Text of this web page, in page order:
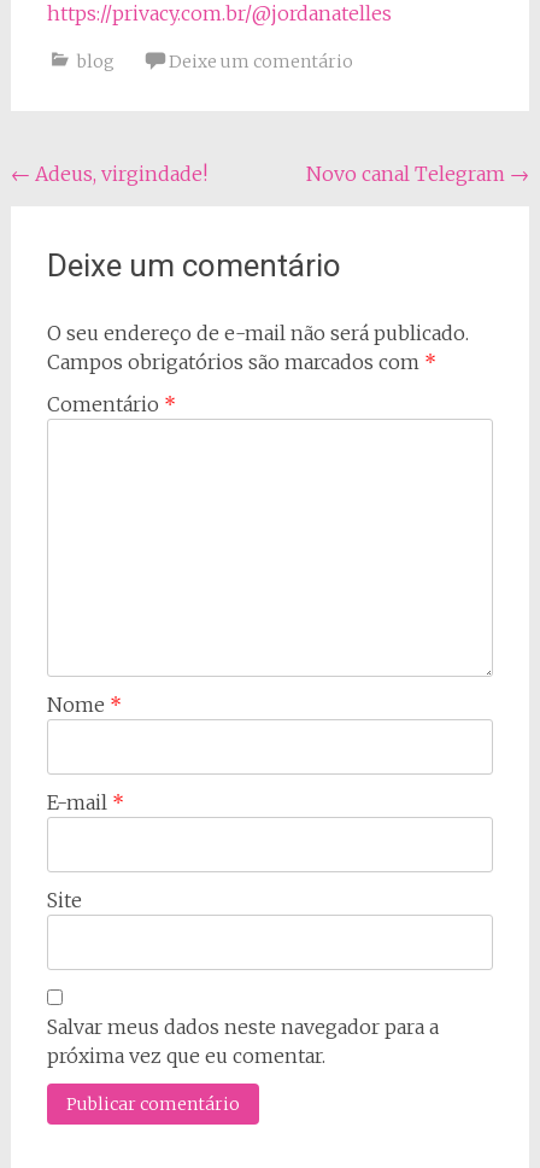
https://privacy.com.br/@jordanatelles
blog Deixe um comentário
Navegação
post
← Adeus, virgindade! Novo canal Telegram →
Deixe um comentário
O seu endereço de e-mail não será publicado.
Campos obrigatórios são marcados com *
Comentário *
Nome *
E-mail *
Site
Salvar meus dados neste navegador para a
próxima vez que eu comentar.